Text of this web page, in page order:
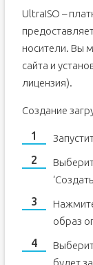
UltraISO –
носители. Вы
сайта и
лицензия).
Создание
образ
будет